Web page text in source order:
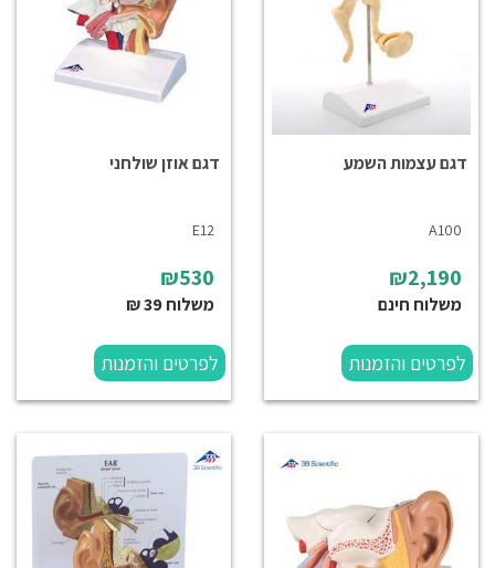
דגם עצמות השמע
A100
₪2,190
משלוח חינם
לפרטים והזמנות
דגם אוזן שולחני
E12
₪530
משלוח 39 ₪
לפרטים והזמנות